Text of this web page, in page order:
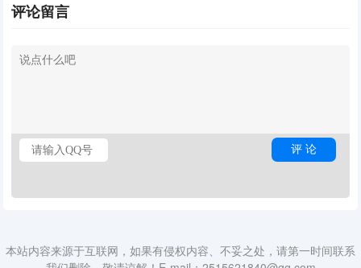
评论留言
本站内容来源于互联网，如果有侵权内容、不妥之处，请第一时间联系